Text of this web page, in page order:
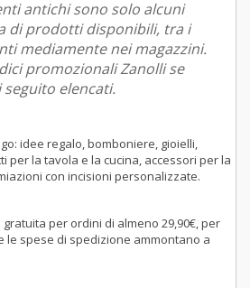
antichi sono solo alcuni
di prodotti disponibili, tra i
mediamente nei magazzini.
promozionali Zanolli se
elencati.
idee regalo, bomboniere, gioielli,
per la tavola e la cucina, accessori per la
con incisioni personalizzate.
per ordini di almeno 29,90€, per
le spese di spedizione ammontano a